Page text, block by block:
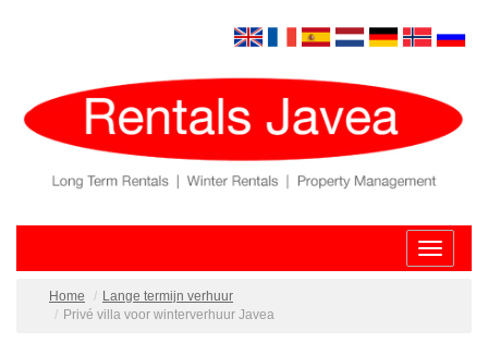
Toggle
Home
Lange termijn verhuur
Privé villa voor winterverhuur Javea